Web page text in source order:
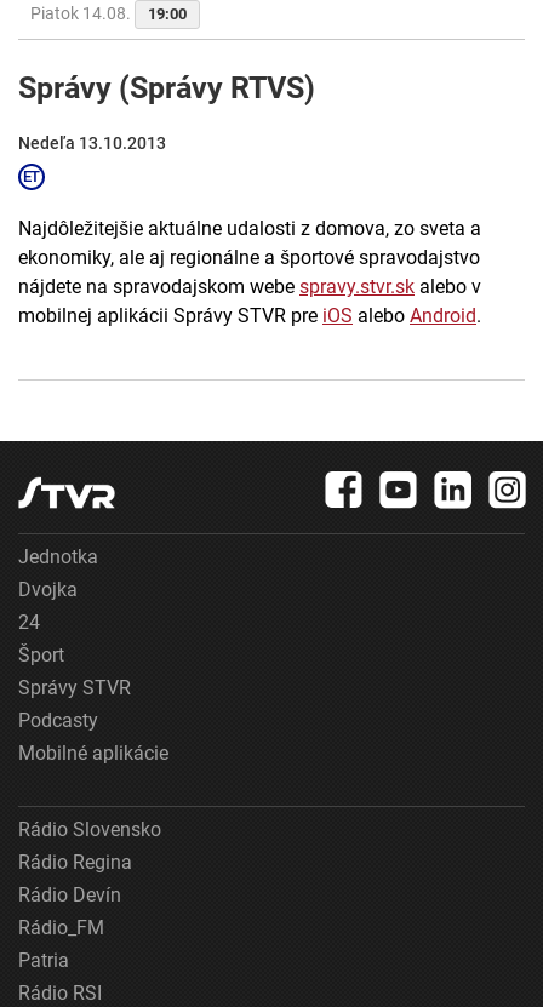
Piatok 14.08. 19:00
Správy (Správy RTVS)
Nedeľa 13.10.2013
Najdôležitejšie aktuálne udalosti z domova, zo sveta a
ekonomiky, ale aj regionálne a športové spravodajstvo
nájdete na spravodajskom webe spravy.stvr.sk alebo v
mobilnej aplikácii Správy STVR pre iOS alebo Android.
Jednotka
Dvojka
24
Šport
Správy STVR
Podcasty
Mobilné aplikácie
Rádio Slovensko
Rádio Regina
Rádio Devín
Rádio_FM
Patria
Rádio RSI